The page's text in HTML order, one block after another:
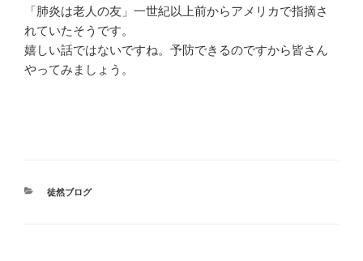
「肺炎は老人の友」一世紀以上前からアメリカで指摘さ
れていたそうです。
嬉しい話ではないですね。予防できるのですから皆さん
やってみましょう。
カ
徒然ブログ